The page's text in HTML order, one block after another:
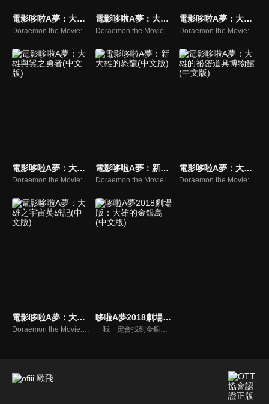
電影哆啦A夢：大雄的人魚大海戰(中文版) 電影哆啦A夢：大雄與奇跡之島~Animal adventure(中文版)
Doraemon the Movie:Nobita and The Last Haven -Animal Adventure-
電影哆啦A夢：大雄的新魔界大冒險～7人魔法使(中文版)
Doraemon the Movie:The New Nobita's Great Adventure into the Underworld
電影哆啦A夢：大雄與翼之勇者(中文版)
Doraemon the Movie:Nobita and the Winged Brave Men
電影哆啦A夢：新大雄的恐龍(中文版)
Doraemon the Movie:Nobita’s Dinosaur 2006
電影哆啦A夢：大雄的祕密道具博物館(中文版)
Doraemon the Movie:Nobita in the Secret Gadgets Museum
電影哆啦A夢：大雄之宇宙英雄記(中文版)
Doraemon the Movie:Nobita and the Space Heroes
哆啦A夢2018劇場版：大雄的金銀島(中文版)
「我一定會找到金銀島！」大雄這麼對胖虎宣言後，就向哆啦A夢求救，使用道具「尋寶地圖」尋找金銀島。沒想到，地圖指示出來的位置，居然是太平洋上莫名冒出來的新島嶼！大雄一行人搭船前往金銀島，就在即將靠岸時，卻有海盜來襲，靜香更被抓到海盜船上！神秘寶島究竟藏著什麼秘密？他們能否救出靜香？